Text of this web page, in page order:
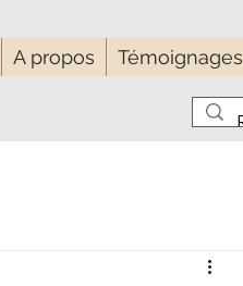
A propos Témoignages